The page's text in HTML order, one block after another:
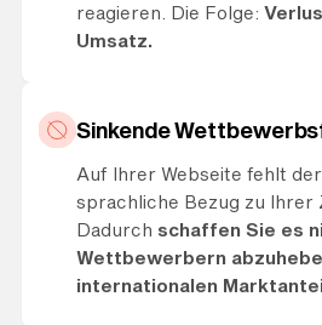
reagieren. Die Folge:
Umsatz.
Sinkende
Auf Ihrer Webseite fehlt
sprachliche Bezug zu Ihrer
Dadurch schaffen Sie es
Wettbewerbern
internationalen